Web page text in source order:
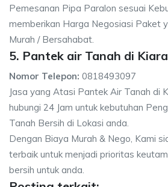
Pemesanan Pipa Paralon sesuai
memberikan Harga Negosiasi Paket
Murah / Bersahabat.
5. Pantek air Tanah di
Nomor Telepon: 0818493097
Jasa yang Atasi Pantek Air Tanah di
hubungi 24 Jam untuk kebutuhan
Tanah Bersih di Lokasi anda.
Dengan Biaya Murah & Nego, Kami
terbaik untuk menjadi prioritas
bersih untuk anda.